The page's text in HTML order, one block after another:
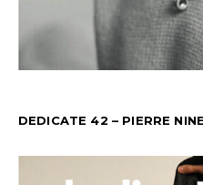
DEDICATE 42 – PIERRE